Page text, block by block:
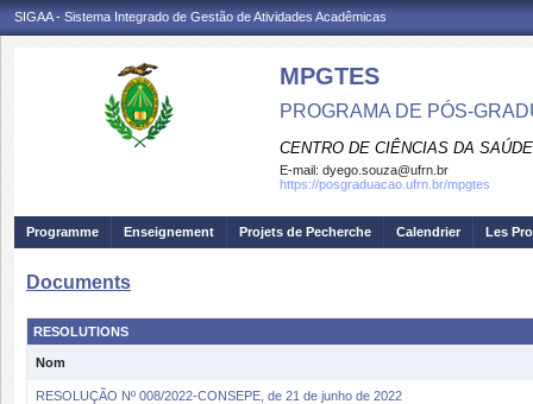
SIGAA - Sistema Integrado de Gestão de Atividades Acadêmicas
MPGTES
PROGRAMA DE PÓS-
CENTRO DE CIÊNCIAS DA SAÚDE
E-mail: dyego.souza@ufrn.br
https://posgraduacao.ufrn.br/mpgtes
Programme Enseignement Projets de Pecherche Calendrier Les
Documents
RESOLUTIONS
Nom
RESOLUÇÃO Nº 008/2022-CONSEPE, de 21 de junho de 2022